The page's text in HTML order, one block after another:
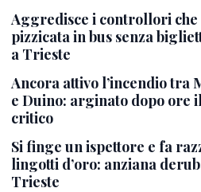
Aggredisce i controllori che
pizzicata in bus senza
a Trieste
Ancora attivo l’incendio tra
e Duino: arginato dopo ore
critico
Si finge un ispettore e fa
lingotti d’oro: anziana
Trieste